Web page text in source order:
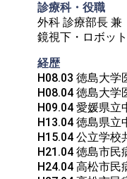
診療科・役職
外科 診療部長 兼
鏡視下・ロボッ
経歴
H08.03 徳島大学
H08.04 徳島大学
H09.04 愛媛県立
H13.04 徳島県立
H15.04 公立学校
H21.04 徳島市民
H24.04 高松市民